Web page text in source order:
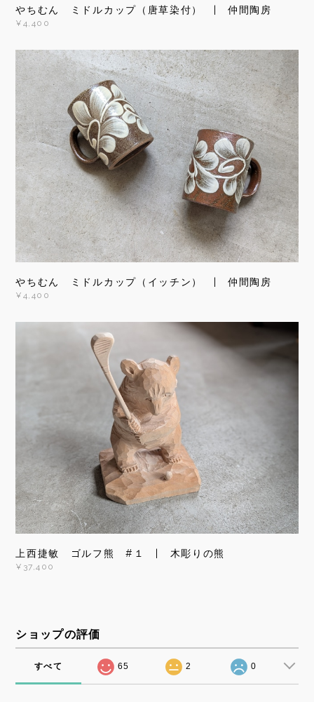
やちむん ミドルカップ（唐草染付） | 仲間陶房
¥4,400
やちむん ミドルカップ（イッチン） | 仲間陶房
¥4,400
上西捷敏 ゴルフ熊 #１ | 木彫りの熊
¥37,400
ショップの評価
すべて 65 2 0